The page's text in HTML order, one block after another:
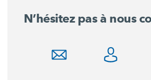
N’hésitez pas à nous